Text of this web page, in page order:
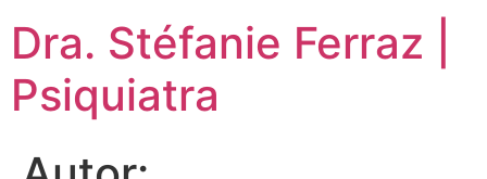
Dra. Stéfanie Ferraz |
Psiquiatra